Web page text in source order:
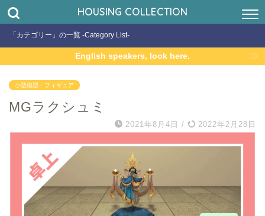
HOUSING COLLECTION
「カテゴリー」の一覧 -Category List-
English speakers, look here.
小型模型・フィギュア
MGラクシュミ
2021年8月4日 / 2022年2月28日